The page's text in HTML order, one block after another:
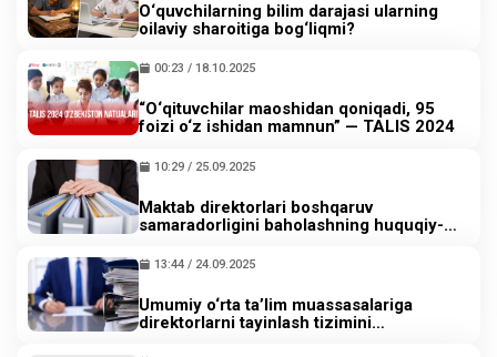
O‘quvchilarning bilim darajasi ularning
oilaviy sharoitiga bog‘liqmi?
“O‘qituvchilar maoshidan qoniqadi, 95
foizi o‘z ishidan mamnun” — TALIS 2024
00:23 / 18.10.2025
Maktab direktorlari boshqaruv
samaradorligini baholashning huquqiy-
10:29 / 25.09.2025
Umumiy o‘rta ta’lim muassasalariga
direktorlarni tayinlash tizimini
13:44 / 24.09.2025